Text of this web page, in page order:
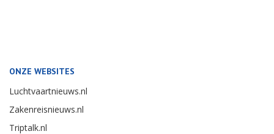
ONZE WEBSITES
Luchtvaartnieuws.nl
Zakenreisnieuws.nl
Triptalk.nl